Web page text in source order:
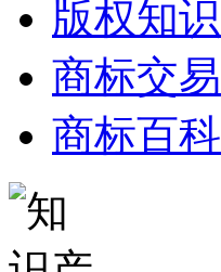
版权知识
商标交易
商标百科